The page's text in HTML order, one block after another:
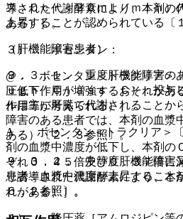
導された代謝酵素により、本剤の
ある）］。
３）． ボセンタン：
@． ボセンタン＜トラクリア＞
圧低下作用が増強するおそれがあ
作用等が考えられる）］。
A． ボセンタン＜トラクリア＞
剤の血漿中濃度が低下し、本剤の
ぞれ０．４５倍及び０．３７倍に
り誘導された代謝酵素により、本
れがある）］。
ス：Ｃｃｒ＜３０ｍＬ／ｍｉｎ）
上昇することが認められている〔
（肝機能障害患者）
９．３．１． 重度肝機能障害の
ｕｇｈ Ｃｌａｓｓ Ｃ）：投与
ルは主に肝臓で代謝されることか
障害のある患者では、本剤の血漿
ある）〔２．３参照〕。
９．３．２． 中等度肝機能障害
患者：血漿中濃度が上昇すること
６．２参照〕。